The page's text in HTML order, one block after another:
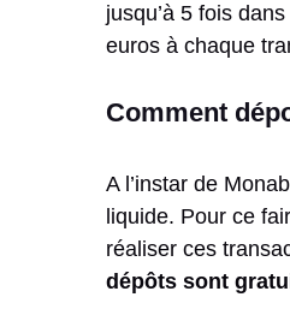
jusqu’à 5 fois
euros à chaque
Comment
A l’instar de
liquide. Pour ce
réaliser ces
dépôts sont